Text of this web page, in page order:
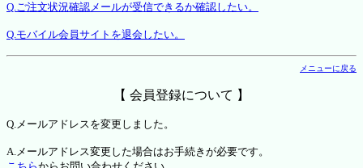
Q.ご注文状況確認メールが受信できるか確認したい。
Q.モバイル会員サイトを退会したい。
メニューに戻る
【 会員登録について 】
Q.メールアドレスを変更しました。
A.メールアドレス変更した場合はお手続きが必要です。